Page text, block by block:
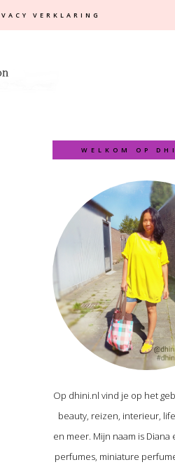
VERKLARING
WELKOM OP
Op dhini.nl vind je op het
beauty, reizen, interieur,
en meer. Mijn naam is Diana
perfumes, miniature